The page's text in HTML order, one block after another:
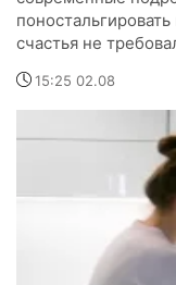
счастья не
15:25 02.08